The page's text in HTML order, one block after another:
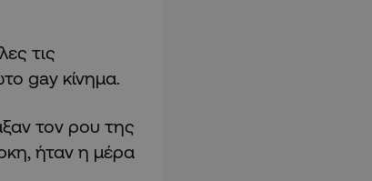
τις
gay κίνημα.
τον ρου της
ήταν η μέρα